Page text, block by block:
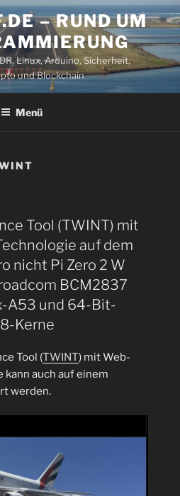
– RUND UM
Linux, Arduino, Sicherheit,
und Blockchain
Menü
Tool (TWINT) mit
auf dem
nicht Pi Zero 2 W
BCM2837
A53 und 64-Bit-
Kerne
Tool (TWINT) mit Web-
kann auch auf einem
werden.